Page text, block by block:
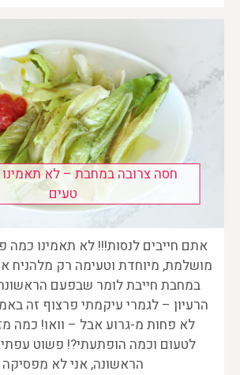
חסה צרובה במחבת – לא
טעים
אתם חייבים לנסות!!! לא תאמינו כמה
במחבת חייבת לומר שבפעם
הרעיון – לגמרי עיקמתי פרצוף זה
לא פחות מ-גרוע אבל – וואו! כמה
לטעום וכמה הופתעתי?! פשוט
הראשונה, אני לא